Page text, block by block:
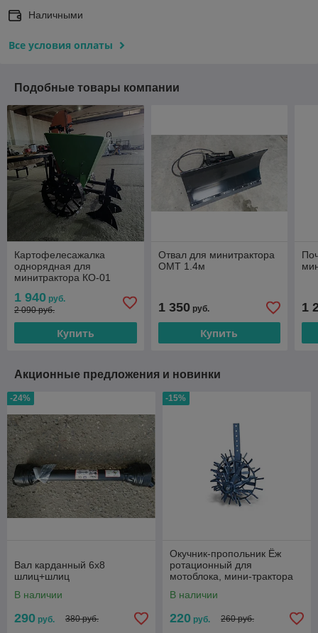
Наличными
Все условия оплаты
Подобные товары компании
Картофелесажалка
однорядная для
минитрактора КО-01
1 940 руб.
2 090 руб.
Купить
Отвал для минитрактора
ОМТ 1.4м
1 350руб.
Купить
1
Акционные предложения и новинки
-24%
Вал карданный 6х8
шлиц+шлиц
В наличии
290 руб. 380 руб.
-15%
Окучник-пропольник Ёж
ротационный для
мотоблока, мини-трактора
В наличии
220 руб. 260 руб.